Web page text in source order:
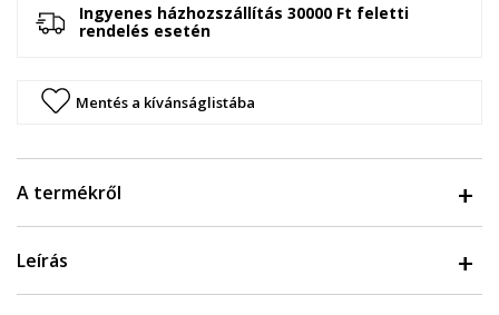
Ingyenes házhozszállítás 30000 Ft feletti
rendelés esetén
Mentés a kívánságlistába
A termékről
Leírás